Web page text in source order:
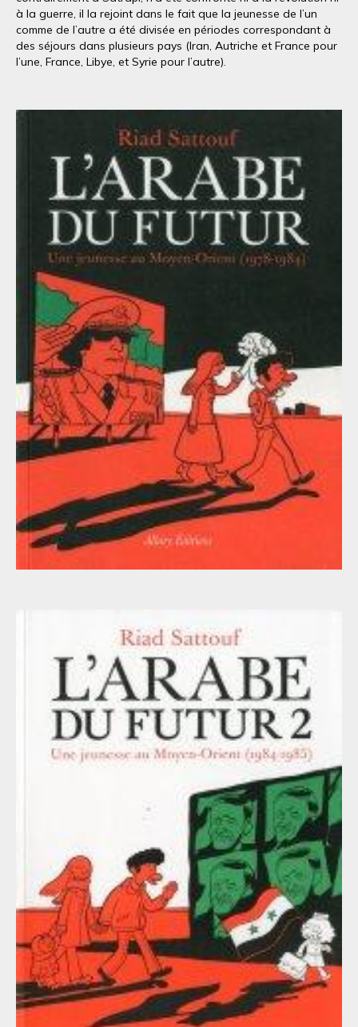
à la guerre, il la rejoint dans le fait que la jeunesse de l’un
comme de l’autre a été divisée en périodes correspondant à
des séjours dans plusieurs pays (Iran, Autriche et France pour
l’une, France, Libye, et Syrie pour l’autre).